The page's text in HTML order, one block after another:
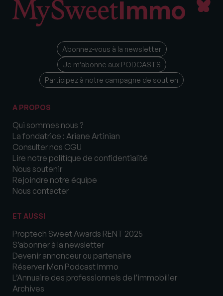
Abonnez-vous à la newsletter
Je m’abonne aux PODCASTS
Participez à notre campagne de soutien
A PROPOS
Qui sommes nous ?
La fondatrice : Ariane Artinian
Consulter nos CGU
Lire notre politique de confidentialité
Nous soutenir
Rejoindre notre équipe
Nous contacter
ET AUSSI
Proptech Sweet Awards RENT 2025
S’abonner à la newsletter
Devenir annonceur ou partenaire
Réserver Mon Podcast Immo
L’Annuaire des professionnels de l’immobilier
Archives